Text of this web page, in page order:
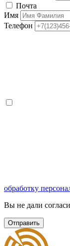
Почта
Имя
Телефон
обработку
Вы не дали
Отправить